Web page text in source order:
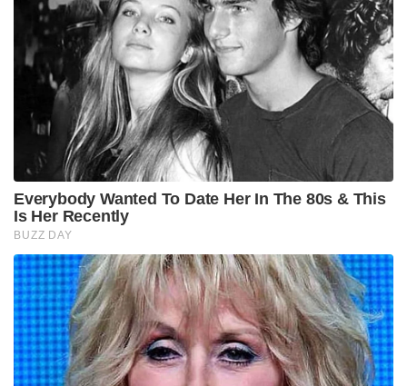
Everybody Wanted To Date Her In The 80s & This
Is Her Recently
BUZZ DAY